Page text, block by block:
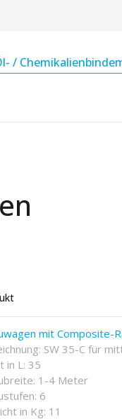
/
mit Composite-
SW 35-C für
in L: 35
1-4 Meter
6
in Kg: 11